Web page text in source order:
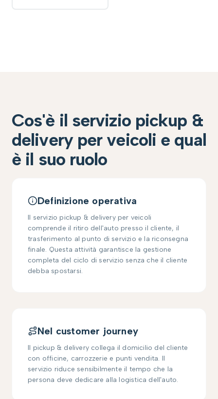
Cos'è il servizio pickup &
delivery per veicoli e qual
è il suo ruolo
Definizione operativa
Il servizio pickup & delivery per veicoli
comprende il ritiro dell'auto presso il cliente, il
trasferimento al punto di servizio e la riconsegna
finale. Questa attività garantisce la gestione
completa del ciclo di servizio senza che il cliente
debba spostarsi.
Nel customer journey
Il pickup & delivery collega il domicilio del cliente
con officine, carrozzerie e punti vendita. Il
servizio riduce sensibilmente il tempo che la
persona deve dedicare alla logistica dell'auto.